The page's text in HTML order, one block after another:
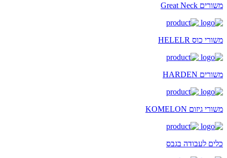
משורים Great Neck
משורי כוס HELELR
משורים HARDEN
משורי גיזום KOMELON
כלים לעבודה בגבס